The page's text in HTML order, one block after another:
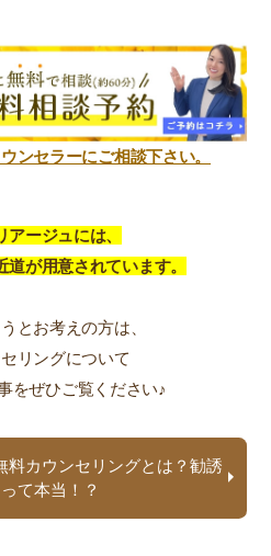
ンセラーにご相談下さい。
アージュには、
が用意されています。
とお考えの方は、
リングについて
をぜひご覧ください♪
料カウンセリングとは？勧誘
て本当！？